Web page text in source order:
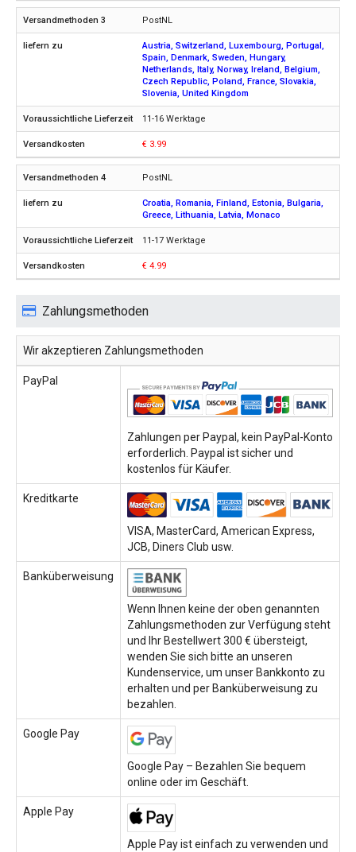
PostNL
Austria, Switzerland, Luxembourg, Portugal,
Spain, Denmark, Sweden, Hungary,
Netherlands, Italy, Norway, Ireland, Belgium,
Czech Republic, Poland, France, Slovakia,
Slovenia, United Kingdom
11-16 Werktage
€ 3.99
PostNL
Croatia, Romania, Finland, Estonia, Bulgaria,
Greece, Lithuania, Latvia, Monaco
11-17 Werktage
€ 4.99
Zahlungsmethoden
Wir akzeptieren Zahlungsmethoden
PayPal
Zahlungen per Paypal, kein PayPal-Konto
erforderlich. Paypal ist sicher und
kostenlos für Käufer.
Kreditkarte
VISA, MasterCard, American Express,
JCB, Diners Club usw.
Banküberweisung
Wenn Ihnen keine der oben genannten
Zahlungsmethoden zur Verfügung steht
und Ihr Bestellwert 300 € übersteigt,
wenden Sie sich bitte an unseren
Kundenservice, um unser Bankkonto zu
erhalten und per Banküberweisung zu
bezahlen.
Google Pay
Google Pay – Bezahlen Sie bequem
online oder im Geschäft.
Apple Pay
Apple Pay ist einfach zu verwenden und